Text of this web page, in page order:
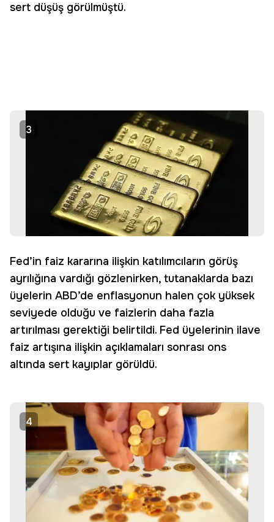
sert düşüş görülmüştü.
3
Fed’in faiz kararına ilişkin katılımcıların görüş
ayrılığına vardığı gözlenirken, tutanaklarda bazı
üyelerin ABD’de enflasyonun halen çok yüksek
seviyede olduğu ve faizlerin daha fazla
artırılması gerektiği belirtildi. Fed üyelerinin ilave
faiz artışına ilişkin açıklamaları sonrası ons
altında sert kayıplar görüldü.
4